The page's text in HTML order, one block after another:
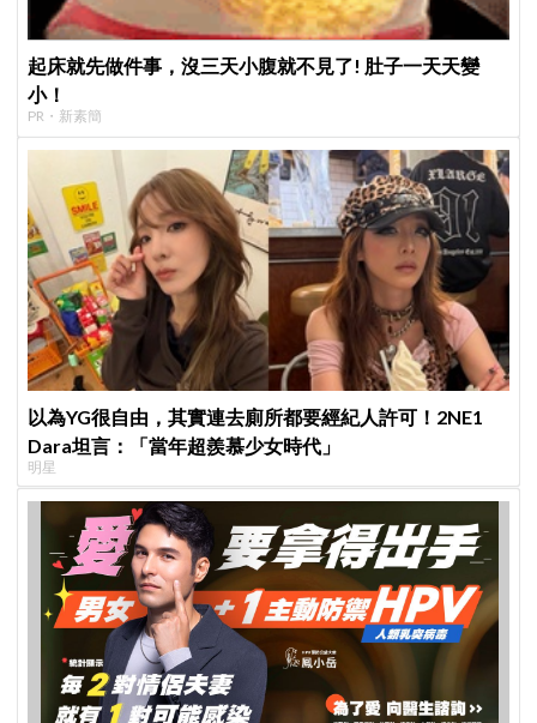
起床就先做件事，沒三天小腹就不見了! 肚子一天天變
小！
PR・新素簡
以為YG很自由，其實連去廁所都要經紀人許可！2NE1
Dara坦言：「當年超羨慕少女時代」
明星